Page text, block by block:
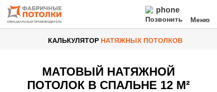
Позвонить
КАЛЬКУЛЯТОР НАТЯЖНЫХ ПОТОЛКОВ
Натяжные потолки
Виды потолков
МАТОВЫЙ НАТЯЖНОЙ
ПОТОЛОК В СПАЛЬНЕ 12 М²